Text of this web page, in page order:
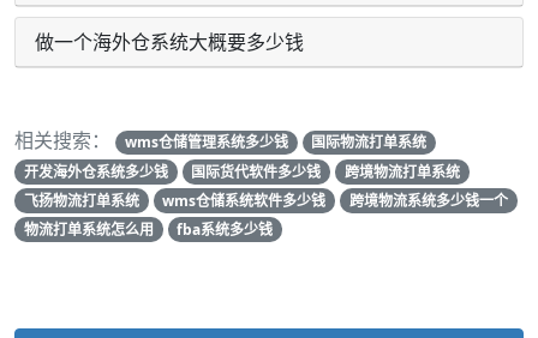
做一个海外仓系统大概要多少钱
相关搜索： wms仓储管理系统多少钱
国际物流打单系统
开发海外仓系统多少钱
国际货代软件多少钱
跨境物流打单系统
飞扬物流打单系统
wms仓储系统软件多少钱
跨境物流系统多少钱一个
物流打单系统怎么用
fba系统多少钱